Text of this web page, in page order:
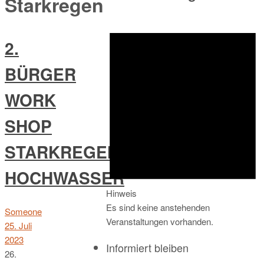
2.
BÜRGER
WORK
SHOP
STARKREGEN/
HOCHWASSER
Someone
25. Juli
2023
26.
Hinweis
Es sind keine anstehenden
Veranstaltungen vorhanden.
Informiert bleiben